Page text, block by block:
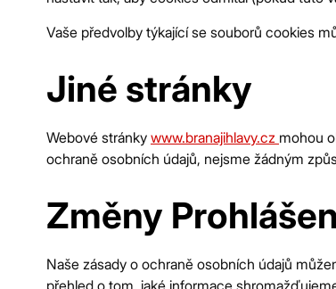
Vaše předvolby týkající se souborů cookies
Jiné stránky
Webové stránky www.branajihlavy.cz mohou
ochraně osobních údajů, nejsme žádným
Změny
Naše zásady o ochraně osobních údajů
přehled o tom, jaké informace